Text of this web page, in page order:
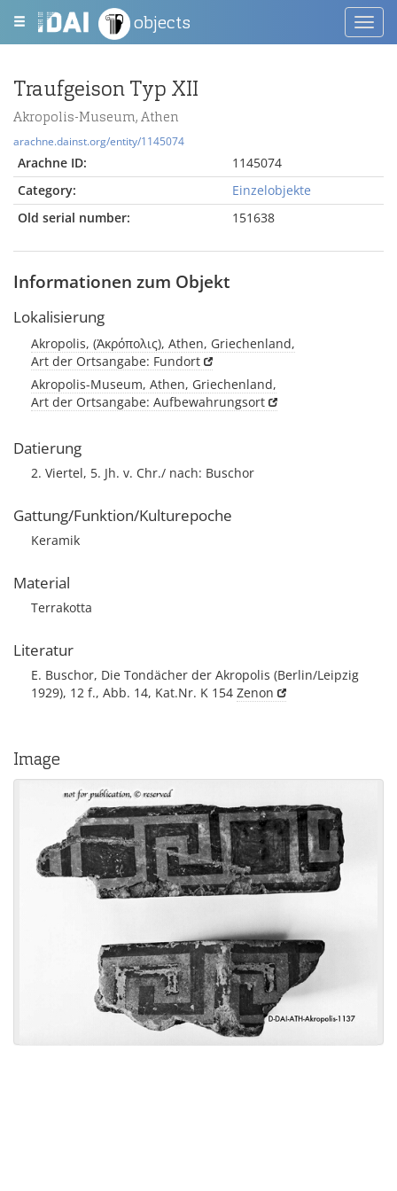
objects
Traufgeison Typ XII
Akropolis-Museum, Athen
arachne.dainst.org/entity/1145074
Arachne ID:
1145074
Category:
Einzelobjekte
Old serial number:
151638
Informationen zum Objekt
Lokalisierung
Akropolis, (Ἀκρόπολις), Athen, Griechenland,
Art der Ortsangabe: Fundort
Akropolis-Museum, Athen, Griechenland,
Art der Ortsangabe: Aufbewahrungsort
Datierung
2. Viertel, 5. Jh. v. Chr./ nach: Buschor
Gattung/Funktion/Kulturepoche
Keramik
Material
Terrakotta
Literatur
E. Buschor, Die Tondächer der Akropolis (Berlin/Leipzig
1929), 12 f., Abb. 14, Kat.Nr. K 154 Zenon
Image